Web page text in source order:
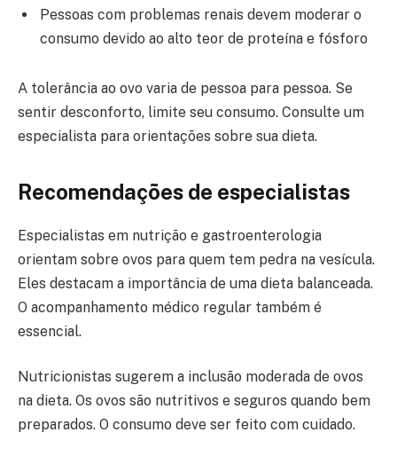
Pessoas com problemas renais devem moderar o
consumo devido ao alto teor de proteína e fósforo
A tolerância ao ovo varia de pessoa para pessoa. Se
sentir desconforto, limite seu consumo. Consulte um
especialista para orientações sobre sua dieta.
Recomendações de especialistas
Especialistas em nutrição e gastroenterologia
orientam sobre ovos para quem tem pedra na vesícula.
Eles destacam a importância de uma dieta balanceada.
O acompanhamento médico regular também é
essencial.
Nutricionistas sugerem a inclusão moderada de ovos
na dieta. Os ovos são nutritivos e seguros quando bem
preparados. O consumo deve ser feito com cuidado.